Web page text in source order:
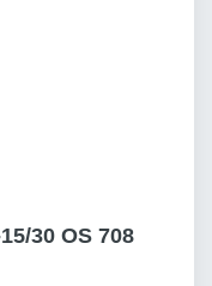
30 OS 708